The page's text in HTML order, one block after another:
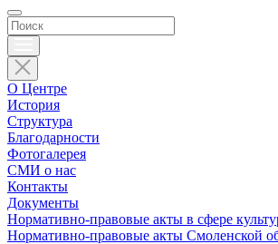
О Центре
История
Структура
Благодарности
Фотогалерея
СМИ о нас
Контакты
Документы
Нормативно-правовые акты в сфере
Нормативно-правовые акты Смоленской